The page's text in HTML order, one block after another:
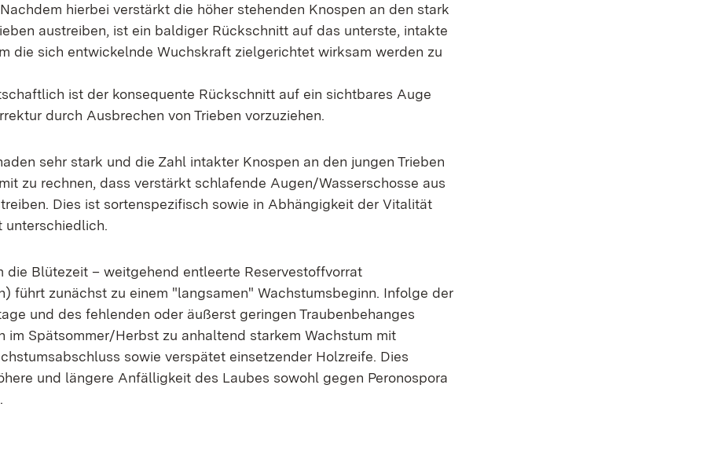
hierbei verstärkt die höher stehenden Knospen an den stark
austreiben, ist ein baldiger Rückschnitt auf das unterste, intakte
die sich entwickelnde Wuchskraft zielgerichtet wirksam werden zu
ist der konsequente Rückschnitt auf ein sichtbares Auge
durch Ausbrechen von Trieben vorzuziehen.
sehr stark und die Zahl intakter Knospen an den jungen Trieben
zu rechnen, dass verstärkt schlafende Augen/Wasserschosse aus
Dies ist sortenspezifisch sowie in Abhängigkeit der Vitalität
unterschiedlich.
die Blütezeit – weitgehend entleerte Reservestoffvorrat
führt zunächst zu einem "langsamen" Wachstumsbeginn. Infolge der
und des fehlenden oder äußerst geringen Traubenbehanges
im Spätsommer/Herbst zu anhaltend starkem Wachstum mit
sowie verspätet einsetzender Holzreife. Dies
und längere Anfälligkeit des Laubes sowohl gegen Peronospora